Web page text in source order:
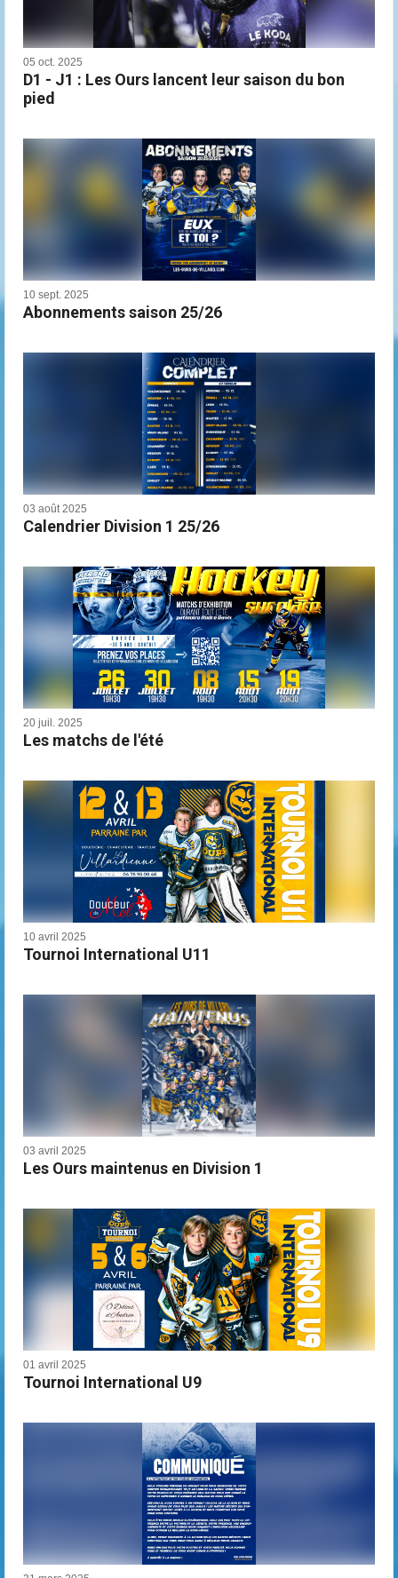
05 oct. 2025
D1 - J1 : Les Ours lancent leur saison du bon
pied
10 sept. 2025
Abonnements saison 25/26
03 août 2025
Calendrier Division 1 25/26
20 juil. 2025
Les matchs de l'été
10 avril 2025
Tournoi International U11
03 avril 2025
Les Ours maintenus en Division 1
01 avril 2025
Tournoi International U9